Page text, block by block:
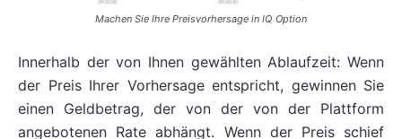
Machen Sie Ihre Preisvorhersage in IQ Option
Innerhalb der von Ihnen gewählten Ablaufzeit: Wenn
der Preis Ihrer Vorhersage entspricht, gewinnen Sie
einen Geldbetrag, der von der von der Plattform
angebotenen Rate abhängt. Wenn der Preis schief